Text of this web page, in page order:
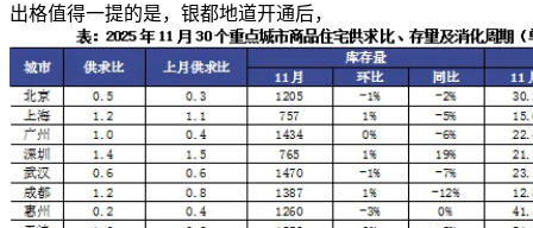
出格值得一提的是，银都地道开通后，